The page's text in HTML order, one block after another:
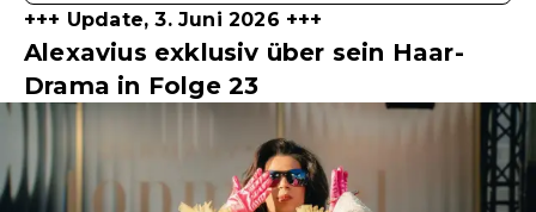
+++ Update, 3. Juni 2026 +++
Alexavius exklusiv über sein Haar-
Drama in Folge 23